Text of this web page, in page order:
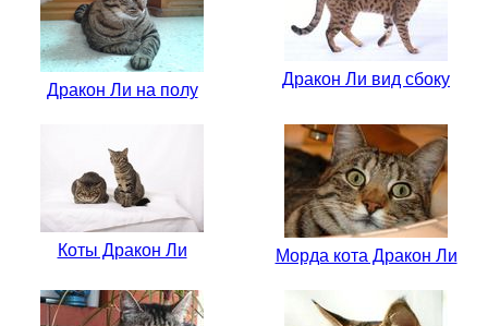
Дракон Ли на полу
Дракон Ли вид сбоку
Коты Дракон Ли Морда кота Дракон Ли